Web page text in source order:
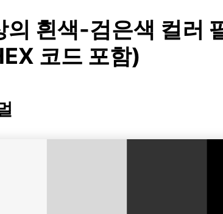
흰색-검은색 컬러
코드 포함)